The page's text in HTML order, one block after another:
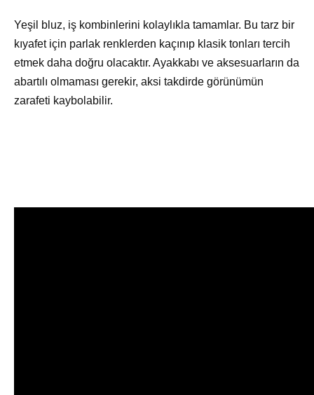
Yeşil bluz, iş kombinlerini kolaylıkla tamamlar. Bu tarz bir
kıyafet için parlak renklerden kaçınıp klasik tonları tercih
etmek daha doğru olacaktır. Ayakkabı ve aksesuarların da
abartılı olmaması gerekir, aksi takdirde görünümün
zarafeti kaybolabilir.